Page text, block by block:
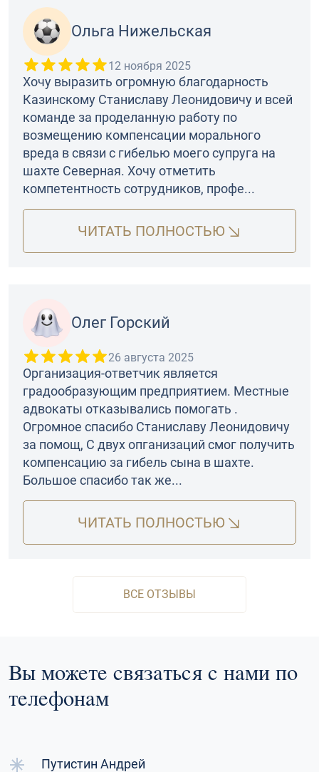
Ольга Нижельская
12 ноября 2025
Хочу выразить огромную благодарность
Казинскому Станиславу Леонидовичу и всей
команде за проделанную работу по
возмещению компенсации морального
вреда в связи с гибелью моего супруга на
шахте Северная. Хочу отметить
компетентность сотрудников, профе...
ЧИТАТЬ ПОЛНОСТЬЮ
Олег Горский
26 августа 2025
Организация-ответчик является
градообразующим предприятием. Местные
адвокаты отказывались помогать .
Огромное спасибо Станиславу Леонидовичу
за помощ, С двух опганизаций смог получить
компенсацию за гибель сына в шахте.
Большое спасибо так же...
ЧИТАТЬ ПОЛНОСТЬЮ
ВСЕ ОТЗЫВЫ
Вы можете связаться с нами по
телефонам
Путистин Андрей